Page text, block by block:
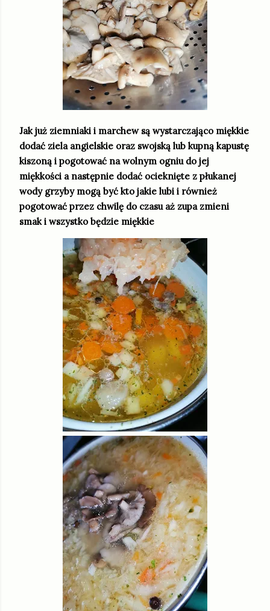
Jak już ziemniaki i marchew są wystarczająco miękkie
dodać ziela angielskie oraz swojską lub kupną kapustę
kiszoną i pogotować na wolnym ogniu do jej
miękkości a następnie dodać ocieknięte z płukanej
wody grzyby mogą być kto jakie lubi i również
pogotować przez chwilę do czasu aż zupa zmieni
smak i wszystko będzie miękkie